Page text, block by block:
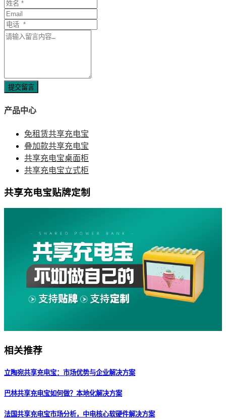
提交留言
产品中心
免租赁共享充电宝
叠加款共享充电宝
共享充电宝桌面柜
共享充电宝立式柜
共享充电宝贴牌定制
相关推荐
立陶宛共享充电宝：市场优势与企业解决方案
巴林共享充电宝如何做？本地化解决方案
法国共享充电宝市场分析，中电核心软硬件解决方案